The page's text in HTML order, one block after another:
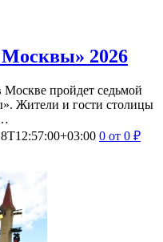
2026
Москве пройдет седьмой
Жители и гости столицы
0 от 0 ₽